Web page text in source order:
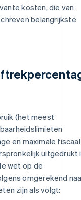
kosten, die van
belangrijkste
(het meest
en maximale fiscaal
uitgedrukt
wet op de
omgerekend
zijn als volgt: